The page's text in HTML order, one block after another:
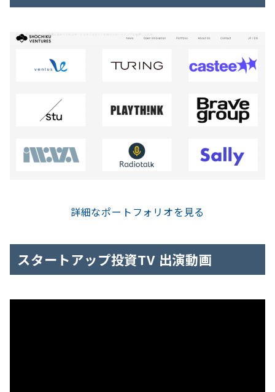
詳細なポートフォリオを見る
スタートアップ投資TV 出演動画